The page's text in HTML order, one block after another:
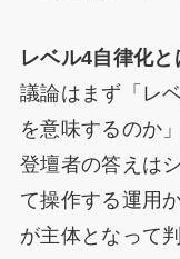
レベル4自律化と
議論はまず「レ
を意味するのか
登壇者の答えは
て操作する運用
が主体となって